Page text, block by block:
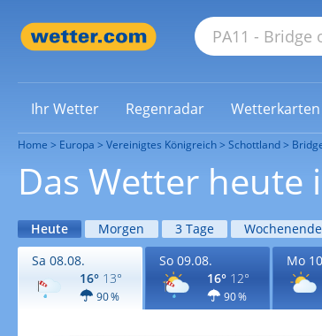
Ihr Wetter Regenradar Wetterkarten
Home Europa Vereinigtes Königreich Schottland
Das Wetter heute
Heute Morgen 3 Tage Wochenende
Sa 08.08.
16° 13°
90 %
So 09.08.
16° 12°
90 %
Mo